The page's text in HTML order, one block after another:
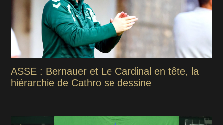
ASSE : Bernauer et Le Cardinal en tête, la
hiérarchie de Cathro se dessine